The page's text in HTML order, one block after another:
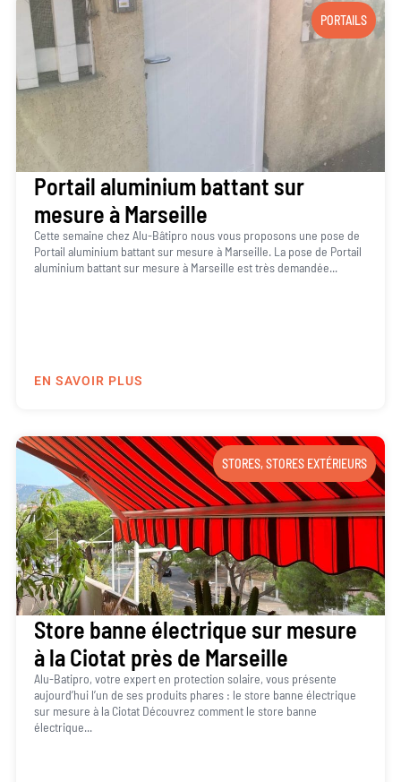
PORTAILS
Portail aluminium battant sur
mesure à Marseille
Cette semaine chez Alu-Bâtipro nous vous proposons une pose de
Portail aluminium battant sur mesure à Marseille. La pose de Portail
aluminium battant sur mesure à Marseille est très demandée...
EN SAVOIR PLUS
STORES,STORES EXTÉRIEURS
Store banne électrique sur mesure
à la Ciotat près de Marseille
Alu-Batipro, votre expert en protection solaire, vous présente
aujourd’hui l’un de ses produits phares : le store banne électrique
sur mesure à la Ciotat Découvrez comment le store banne
électrique...